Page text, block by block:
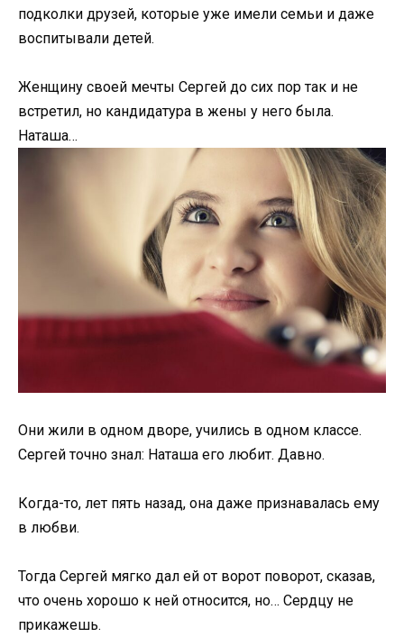
подколки друзей, которые уже имели семьи и даже
воспитывали детей.
Женщину своей мечты Сергей до сих пор так и не
встретил, но кандидатура в жены у него была.
Наташа…
Они жили в одном дворе, учились в одном классе.
Сергей точно знал: Наташа его любит. Давно.
Когда-то, лет пять назад, она даже признавалась ему
в любви.
Тогда Сергей мягко дал ей от ворот поворот, сказав,
что очень хорошо к ней относится, но… Сердцу не
прикажешь.